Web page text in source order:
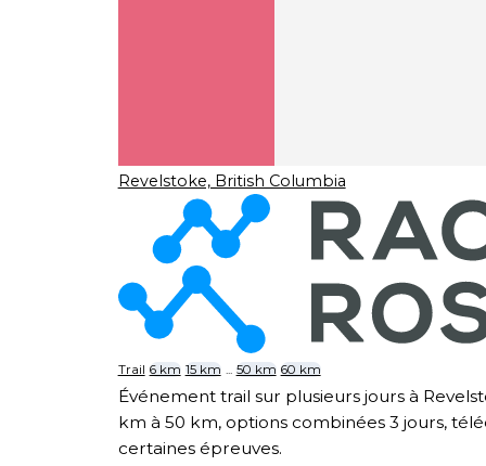
Revelstoke, British Columbia
Trail 6 km 15 km ... 50 km 60 km
Événement trail sur plusieurs jours à
km à 50 km, options combinées 3 jours,
certaines épreuves.